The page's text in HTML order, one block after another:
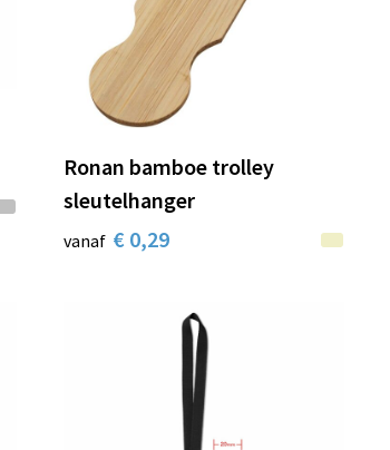
Ronan bamboe trolley
sleutelhanger
vanaf € 0,29